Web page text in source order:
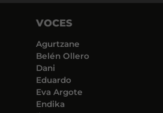
VOCES
Agurtzane
Belén Ollero
Dani
Eduardo
Eva Argote
Endika